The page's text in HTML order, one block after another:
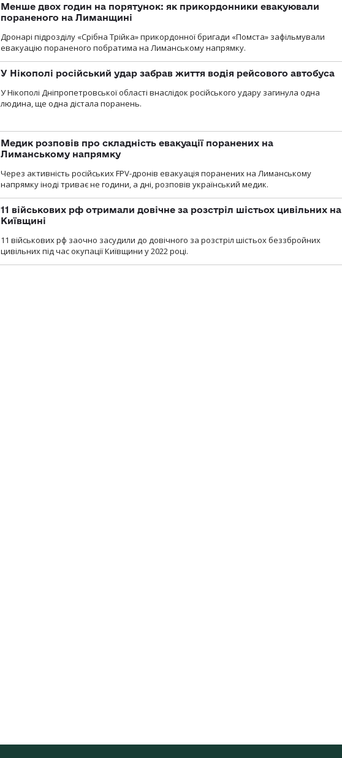
Менше двох годин на порятунок: як прикордонники евакуювали
пораненого на Лиманщині
Дронарі підрозділу «Срібна Трійка» прикордонної бригади «Помста» зафільмували
евакуацію пораненого побратима на Лиманському напрямку.
У Нікополі російський удар забрав життя водія рейсового автобуса
У Нікополі Дніпропетровської області внаслідок російського удару загинула одна
людина, ще одна дістала поранень.
Медик розповів про складність евакуації поранених на
Лиманському напрямку
Через активність російських FPV-дронів евакуація поранених на Лиманському
напрямку іноді триває не години, а дні, розповів український медик.
11 військових рф отримали довічне за розстріл шістьох цивільних на
Київщині
11 військових рф заочно засудили до довічного за розстріл шістьох беззбройних
цивільних під час окупації Київщини у 2022 році.